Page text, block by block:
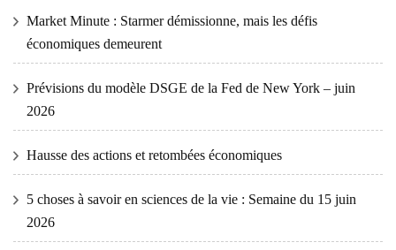
Market Minute : Starmer démissionne, mais les défis
économiques demeurent
Prévisions du modèle DSGE de la Fed de New York – juin
2026
Hausse des actions et retombées économiques
5 choses à savoir en sciences de la vie : Semaine du 15 juin
2026